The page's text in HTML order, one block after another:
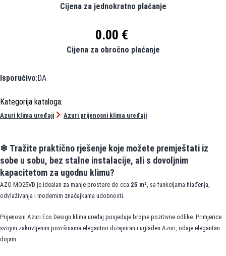
Cijena za jednokratno plaćanje
0.00 €
Cijena za obročno plaćanje
Isporučivo:DA
Azuri klima uređaji Azuri prijenosni klima uređaji
❄ Tražite praktično rješenje koje možete premještati iz
sobe u sobu, bez stalne instalacije, ali s dovoljnim
kapacitetom za ugodnu klimu?
AZO-MO25VD je idealan za manje prostore do cca 25 m², sa funkcijama hlađenja,
odvlaživanja i modernim značajkama udobnosti.
Prijenosni Azuri Eco Design klima uređaj posjeduje brojne pozitivne odlike. Primjerice
svojim zakrivljenim površinama elegantno dizajniran i uglađen Azuri, odaje elegantan
dojam.